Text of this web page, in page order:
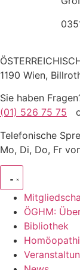
1190 Wien,
Sie haben
(01) 526 75 75
Telefonische
Mo, Di, Do, Fr
ÖGHM:
Bibliothek